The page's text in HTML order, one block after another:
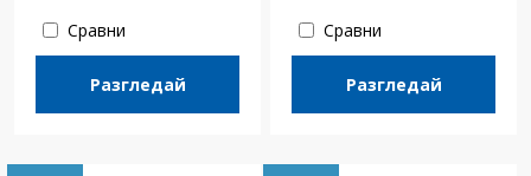
Сравни
Разгледай
Сравни
Разгледай